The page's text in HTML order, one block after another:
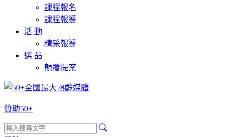
課程報名
課程報導
活 動
精采報導
選 品
顛覆提案
贊助50+